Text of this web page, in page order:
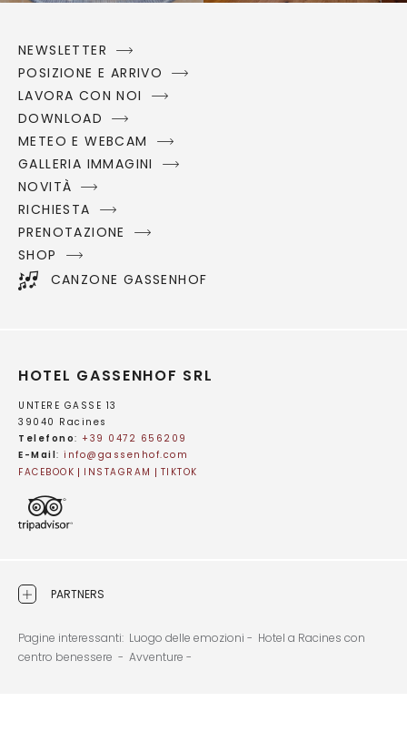
NEWSLETTER
POSIZIONE E ARRIVO
LAVORA CON NOI
DOWNLOAD
METEO E WEBCAM
GALLERIA IMMAGINI
NOVITÀ
RICHIESTA
PRENOTAZIONE
SHOP
CANZONE GASSENHOF
HOTEL GASSENHOF SRL
UNTERE GASSE 13
39040 Racines
Telefono: +39 0472 656209
E-Mail: info@ gassenhof.com
FACEBOOK
INSTAGRAM TIKTOK
PARTNERS
Pagine interessanti: Luogo delle emozioni - Hotel a Racines con
centro benessere - Avventure -